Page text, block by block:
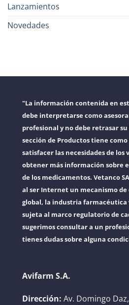
Lanzamientos
Novedades
"La información contenida en
debe interpretarse como
profesional y no debe retrasar su
sección de Productos tiene
satisfacer las necesidades de los
obtener más información sobre
de los medicamentos. Vetanco
al ser Internet un mecanismo
global, la industria
sujeta al marco regulatorio de
sugerimos consultar a un
tienes dudas sobre alguna
Avifarm S.A.
Dirección: Av. Domingo